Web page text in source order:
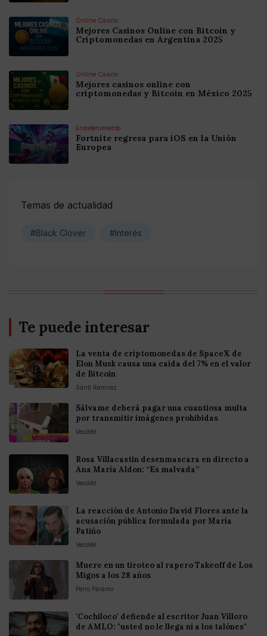
Online Casino
Mejores Casinos Online con Bitcoin y
Criptomonedas en Argentina 2025
Online Casino
Mejores casinos online con
criptomonedas y Bitcoin en México 2025
Entretenimiento
Fortnite regresa para iOS en la Unión
Europea
Temas de actualidad
#Black Clover #Interés
Te puede interesar
La venta de criptomonedas de SpaceX de
Elon Musk causa una caída del 7% en el valor
de Bitcoin
Santi Ramirez
Sálvame deberá pagar una cuantiosa multa
por transmitir imágenes prohibidas
VecoVet
Rosa Villacastín desenmascara en directo a
Ana María Aldon: “Es malvada”
VecoVet
La reacción de Antonio David Flores ante la
acusación pública formulada por María
Patiño
VecoVet
Muere en un tiroteo al rapero Takeoff de Los
Migos a los 28 años
Perro Páramo
'Cochiloco' defiende al escritor Juan Villoro
de AMLO: "usted no le llega ni a los talónes"